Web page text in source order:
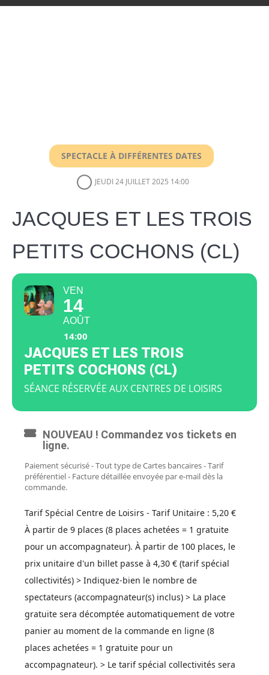
SPECTACLE À DIFFÉRENTES DATES
JEUDI 24 JUILLET 2025 14:00
JACQUES ET LES TROIS
PETITS COCHONS (CL)
VEN
14
AOÛT
14:00
JACQUES ET LES TROIS
PETITS COCHONS (CL)
SÉANCE RÉSERVÉE AUX CENTRES DE LOISIRS
NOUVEAU ! Commandez vos tickets en
ligne.
Paiement sécurisé - Tout type de Cartes bancaires - Tarif
préférentiel - Facture détaillée envoyée par e-mail dès la
commande.
Tarif Spécial Centre de Loisirs - Tarif Unitaire : 5,20 €
À partir de 9 places (8 places achetées = 1 gratuite
pour un accompagnateur). À partir de 100 places, le
prix unitaire d'un billet passe à 4,30 € (tarif spécial
collectivités) > Indiquez-bien le nombre de
spectateurs (accompagnateur(s) inclus) > La place
gratuite sera décomptée automatiquement de votre
panier au moment de la commande en ligne (8
places achetées = 1 gratuite pour un
accompagnateur). > Le tarif spécial collectivités sera